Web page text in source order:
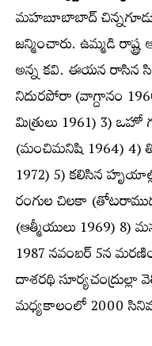
మహబూబాబాద్
జన్మించారు. ఉమ్మడి
అన్న కవి. ఈయన రాసిన
నిదురపోరా (వాగ్దానం
మిత్రులు 1961) 3)
(మంచిమనిషి 1964) 4)
1972) 5) కలిసిన
రంగుల చిలకా
(ఆత్మీయులు 1969) 8)
1987 నవంబర్ 5న
దాశరథి సూర్యచంద్రుల్లా
మధ్యకాలంలో 2000